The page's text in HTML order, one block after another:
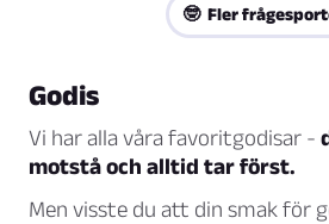
🤓 Fler
Godis
Vi har alla våra favoritgodisar -
motstå och alltid tar först.
Men visste du att din smak för